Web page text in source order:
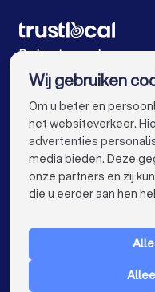
Coaches in
Coaches in
Coaches in Hasselt
Coaches in Genk
Coaches in Beveren
Coaches in
Coaches in Sint-
De beste coaches voor u
VOOR PARTICULIEREN
Wij gebruiken
Om u beter en
het websiteverkeer.
advertenties
media bieden. Deze
onze partners en zij
die u eerder aan hen